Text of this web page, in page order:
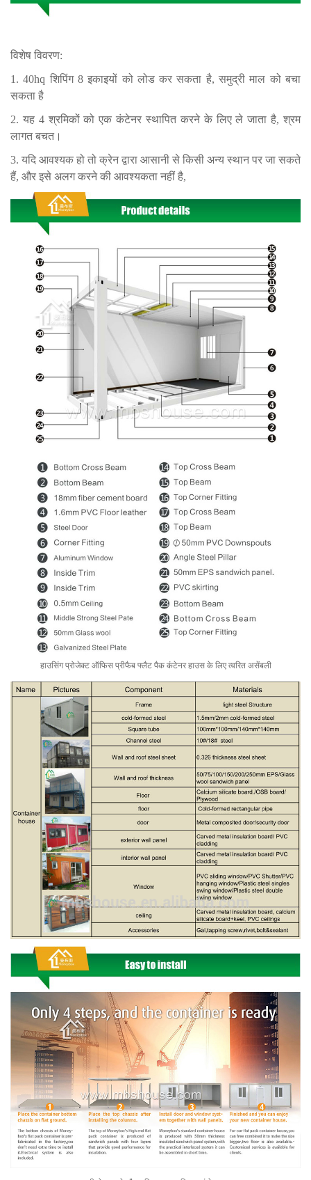
विशेष विवरण:
1. 40hq शिपिंग 8 इकाइयों को लोड कर सकता है, समुद्री माल को बचा
सकता है
2. यह 4 श्रमिकों को एक कंटेनर स्थापित करने के लिए ले जाता है, श्रम
लागत बचत।
3. यदि आवश्यक हो तो क्रेन द्वारा आसानी से किसी अन्य स्थान पर जा सकते
हैं, और इसे अलग करने की आवश्यकता नहीं है,
हाउसिंग प्रोजेक्ट ऑफिस प्रीफैब फ्लैट पैक कंटेनर हाउस के लिए त्वरित असेंबली